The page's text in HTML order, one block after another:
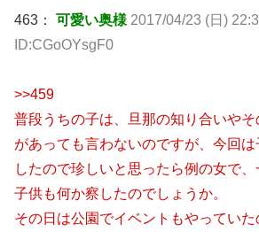
463： 可愛い奥様 2017/04/23 (日)
ID:CGoOYsgF0
>>459
普段うちの子は、旦那の知り合いや
があっても言わないのですが、今回
したので珍しいと思ったら例の女で
子供も何か察したのでしょうか。
その日は公園でイベントもやってい